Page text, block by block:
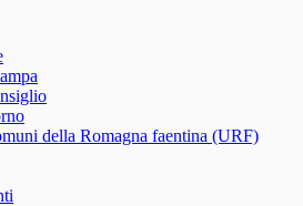
della Romagna faentina (URF)